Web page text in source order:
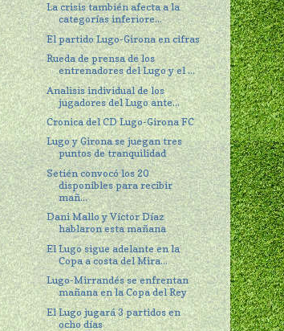
La crisis también afecta a la
categorías inferiore...
El partido Lugo-Girona en cifras
Rueda de prensa de los
entrenadores del Lugo y el ...
Analisis individual de los
jugadores del Lugo ante...
Cronica del CD Lugo-Girona FC
Lugo y Girona se juegan tres
puntos de tranquilidad
Setién convocó los 20
disponibles para recibir
mañ...
Dani Mallo y Víctor Díaz
hablaron esta mañana
El Lugo sigue adelante en la
Copa a costa del Mira...
Lugo-Mirrandés se enfrentan
mañana en la Copa del Rey
El Lugo jugará 3 partidos en
ocho días